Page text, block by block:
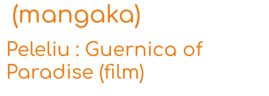
(mangaka)
Peleliu : Guernica of
Paradise (film)